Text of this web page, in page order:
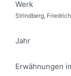
Werk
Strindberg,
Jahr
Erwähnungen